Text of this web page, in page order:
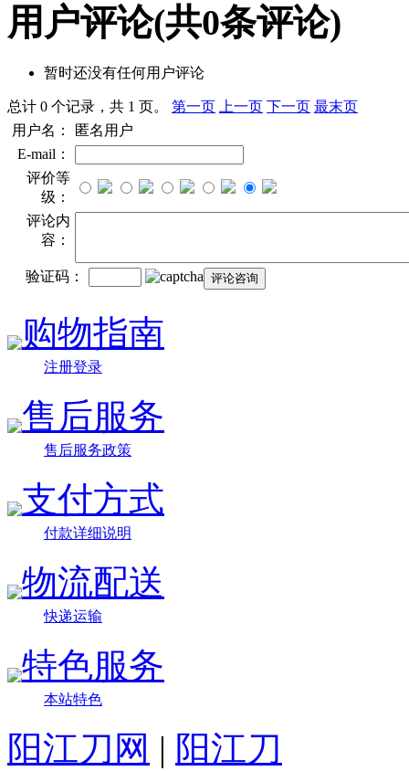
用户评论(共0条评论)
暂时还没有任何用户评论
总计 0 个记录，共 1 页。 第一页 上一页 下一页 最末页
用户名：
匿名用户
E-mail：
评价等
级：
评论内
容：
验证码：
购物指南
注册登录
售后服务
售后服务政策
支付方式
付款详细说明
物流配送
快递运输
特色服务
本站特色
阳江刀网 | 阳江刀